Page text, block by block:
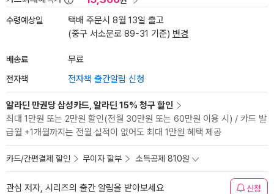
수령예상일
택배 주문시 8월 13일 출고
(중구 서소문로 89-31 기준) 변경
배송료 무료
전자책 전자책 출간알림 신청
알라딘 만권당 삼성카드, 알라딘 15% 청구 할인
최대 1만원 또는 2만원 할인(전월 30만원 또는 60만원 이용 시) / 카드 발
급월 +1개월까지는 전월 실적이 없어도 최대 1만원 혜택 제공
카드/간편결제 할인 무이자 할부 소득공제 810원
관심 저자, 시리즈의 출간 알림을 받아보세요 신청